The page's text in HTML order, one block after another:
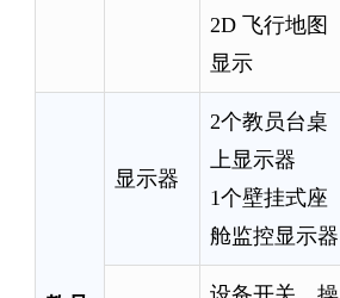
2D 飞行地图
显示
显示器
2个教员台桌
上显示器
1个壁挂式座
舱监控显示器